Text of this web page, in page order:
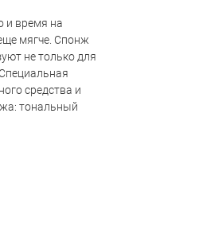
и время на
мягче. Спонж
не только для
средства и
тональный